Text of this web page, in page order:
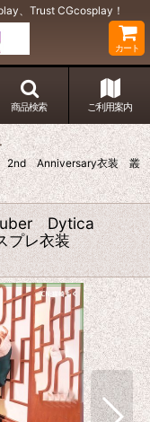
、Trust CGcosplay！
カート
商品検索 ご利用案内
2nd Anniversary衣装 叢
Dytica
レ衣装